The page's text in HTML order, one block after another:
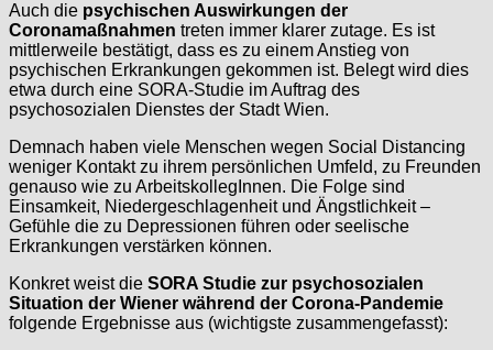
Auch die psychischen Auswirkungen der
Coronamaßnahmen treten immer klarer zutage. Es ist
mittlerweile bestätigt, dass es zu einem Anstieg von
psychischen Erkrankungen gekommen ist. Belegt wird dies
etwa durch eine SORA-Studie im Auftrag des
psychosozialen Dienstes der Stadt Wien.
Demnach haben viele Menschen wegen Social Distancing
weniger Kontakt zu ihrem persönlichen Umfeld, zu Freunden
genauso wie zu ArbeitskollegInnen. Die Folge sind
Einsamkeit, Niedergeschlagenheit und Ängstlichkeit –
Gefühle die zu Depressionen führen oder seelische
Erkrankungen verstärken können.
Konkret weist die SORA Studie zur psychosozialen
Situation der Wiener während der Corona-Pandemie
folgende Ergebnisse aus (wichtigste zusammengefasst):